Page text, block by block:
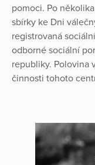
pomoci. Po
sbírky ke Dni
registrovaná
odborné sociální
republiky. Polovina
činnosti tohoto